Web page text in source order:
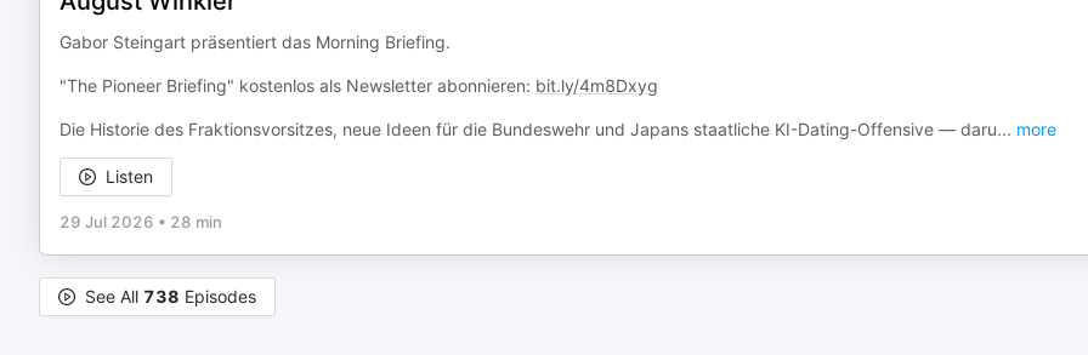
Gabor Steingart präsentiert das Morning Briefing.
"The Pioneer Briefing" kostenlos als Newsletter abonnieren: bit.ly/4m8Dxyg
Die Historie des Fraktionsvorsitzes, neue Ideen für die Bundeswehr und Japans staatliche KI-Dating-Offensive — daru... more
Listen
29 Jul 2026 • 28 min
See All 738 Episodes